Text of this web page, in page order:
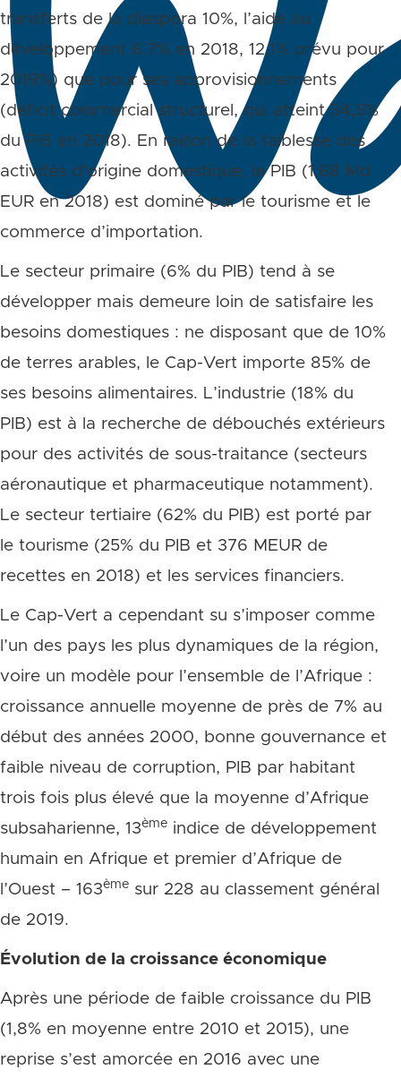
transferts de la diaspora 10%, l’aide au
développement 6,7% en 2018, 12,1% prévu pour
2019%) que pour ses approvisionnements
(déficit commercial structurel, qui atteint 34,5%
du PIB en 2018). En raison de la faiblesse des
activités d’origine domestique, le PIB (1,68 Md
EUR en 2018) est dominé par le tourisme et le
commerce d’importation.
Le secteur primaire (6% du PIB) tend à se
développer mais demeure loin de satisfaire les
besoins domestiques : ne disposant que de 10%
de terres arables, le Cap-Vert importe 85% de
ses besoins alimentaires. L’industrie (18% du
PIB) est à la recherche de débouchés extérieurs
pour des activités de sous-traitance (secteurs
aéronautique et pharmaceutique notamment).
Le secteur tertiaire (62% du PIB) est porté par
le tourisme (25% du PIB et 376 MEUR de
recettes en 2018) et les services financiers.
Le Cap-Vert a cependant su s’imposer comme
l’un des pays les plus dynamiques de la région,
voire un modèle pour l’ensemble de l’Afrique :
croissance annuelle moyenne de près de 7% au
début des années 2000, bonne gouvernance et
faible niveau de corruption, PIB par habitant
trois fois plus élevé que la moyenne d’Afrique
subsaharienne, 13ème indice de développement
humain en Afrique et premier d’Afrique de
l’Ouest – 163ème sur 228 au classement général
de 2019.
Évolution de la croissance économique
Après une période de faible croissance du PIB
(1,8% en moyenne entre 2010 et 2015), une
reprise s’est amorcée en 2016 avec une